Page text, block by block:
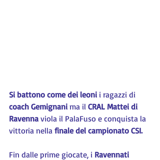
Si battono come dei leoni i ragazzi di
coach Gemignani ma il CRAL Mattei di
Ravenna viola il PalaFuso e conquista la
vittoria nella finale del campionato CSI.
Fin dalle prime giocate, i Ravennati